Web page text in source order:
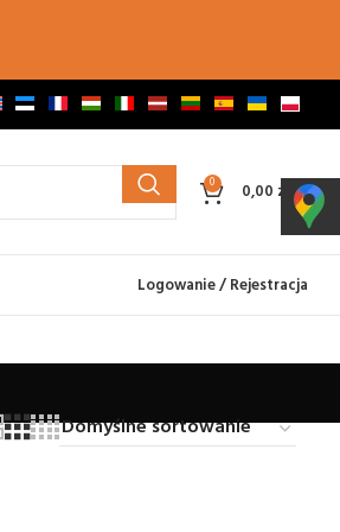
0 0,00 zł
Logowanie / Rejestracja